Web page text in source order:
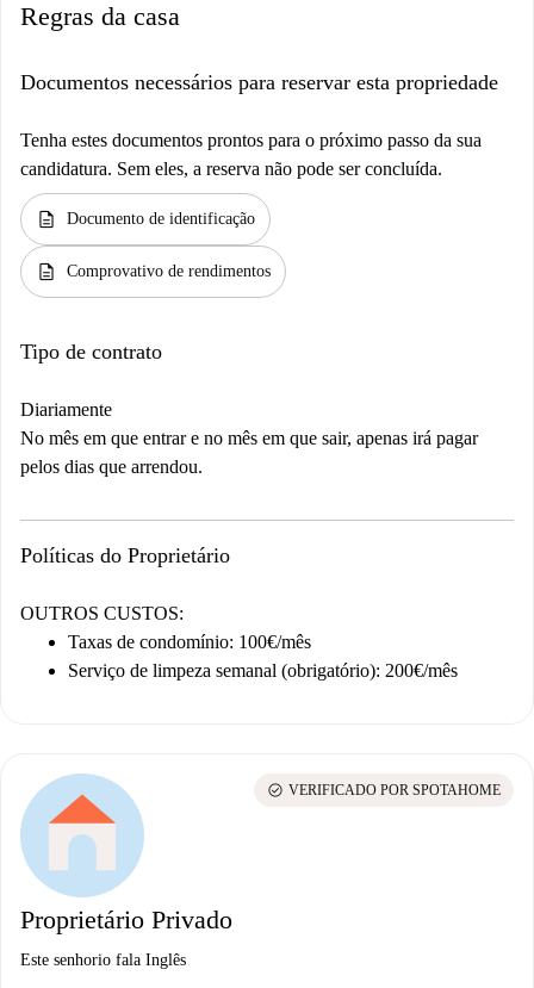
Regras da casa
Documentos necessários para reservar esta propriedade
Tenha estes documentos prontos para o próximo passo da sua
candidatura. Sem eles, a reserva não pode ser concluída.
description Documento de identificação
description Comprovativo de rendimentos
Tipo de contrato
Diariamente
No mês em que entrar e no mês em que sair, apenas irá pagar
pelos dias que arrendou.
Políticas do Proprietário
OUTROS CUSTOS:
Taxas de condomínio: 100€/mês
Serviço de limpeza semanal (obrigatório): 200€/mês
Proprietário Privado
Este senhorio fala Inglês
check_circle VERIFICADO POR SPOTAHOME